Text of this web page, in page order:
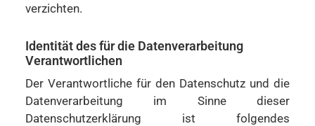
verzichten.
Identität des für die Datenverarbeitung
Verantwortlichen
Der Verantwortliche für den Datenschutz und die
Datenverarbeitung im Sinne dieser
Datenschutzerklärung ist folgendes